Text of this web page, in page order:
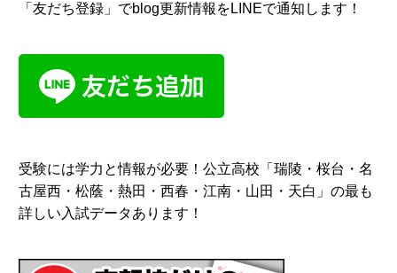
「友だち登録」でblog更新情報をLINEで通知します！
受験には学力と情報が必要！公立高校「瑞陵・桜台・名
古屋西・松蔭・熱田・西春・江南・山田・天白」の最も
詳しい入試データあります！